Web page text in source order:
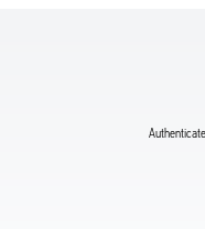
Authenticate